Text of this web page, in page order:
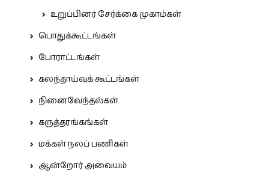
உறுப்பினர் சேர்க்கை முகாம்கள்
பொதுக்கூட்டங்கள்
போராட்டங்கள்
கலந்தாய்வுக் கூட்டங்கள்
நினைவேந்தல்கள்
கருத்தரங்கங்கள்
மக்கள் நலப் பணிகள்
ஆன்றோர் அவையம்